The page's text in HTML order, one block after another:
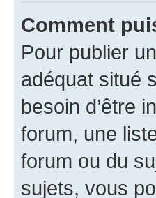
Comment
Pour publier
adéquat situé
besoin d’être
forum, une
forum ou du
sujets, vous